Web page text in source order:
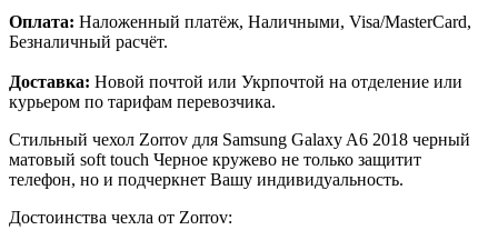
Оплата: Наложенный платёж, Наличными, Visa/MasterCard,
Безналичный расчёт.
Доставка: Новой почтой или Укрпочтой на отделение или
курьером по тарифам перевозчика.
Стильный чехол Zorrov для Samsung Galaxy A6 2018 черный
матовый soft touch Черное кружево не только защитит
телефон, но и подчеркнет Вашу индивидуальность.
Достоинства чехла от Zorrov: